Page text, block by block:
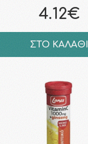
4.12€
ΣΤΟ ΚΑΛΑΘΙ